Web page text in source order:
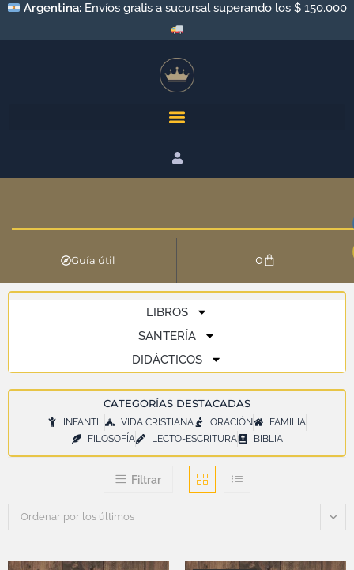
Argentina: Envíos gratis a sucursal superando los $ 150.000
Guía útil 0
LIBROS
SANTERÍA
DIDÁCTICOS
CATEGORÍAS DESTACADAS
INFANTIL VIDA CRISTIANA ORACIÓN
FAMILIA
FILOSOFÍA
LECTO-ESCRITURA BIBLIA
Filtrar
Ordenar por los últimos